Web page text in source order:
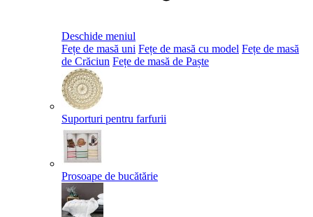
Deschide meniul
Fețe de masă uni Fețe de masă cu model Fețe de masă
de Crăciun Fețe de masă de Paște​
Suporturi pentru farfurii
Prosoape de bucătărie